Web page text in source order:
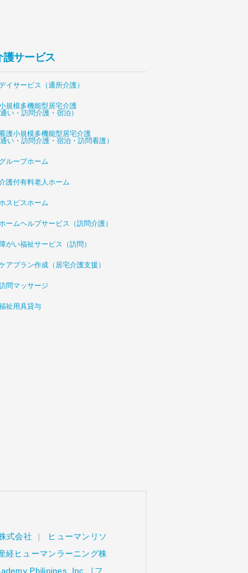
護サービス
イサービス（通所介護）
規模多機能型居宅介護
通い・訪問介護・宿泊）
護小規模多機能型居宅介護
通い・訪問介護・宿泊・訪問看護）
グループホーム
護付有料老人ホーム
スピスホーム
ームヘルプサービス（訪問介護）
障がい福祉サービス（訪問）
アプラン作成（居宅介護支援）
問マッサージ
祉用具貸与
式会社
ヒューマンリソ
経ヒューマンラーニング株
Philipines, Inc.［フ